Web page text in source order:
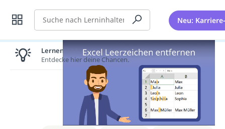
Suche Neu:
Lernen lohnt sich!
Entdecke hier deine Chancen.